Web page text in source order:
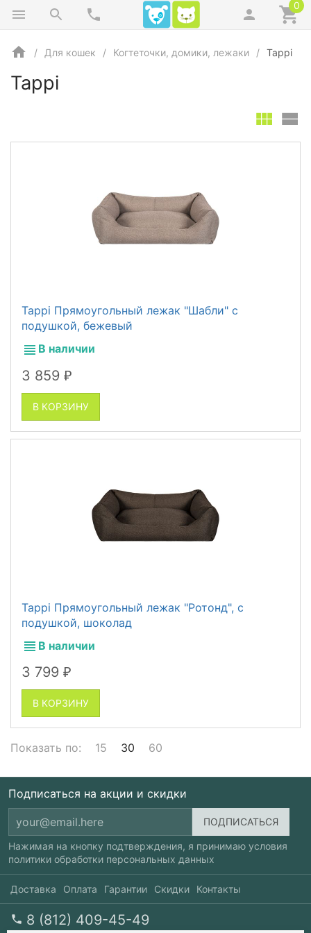
0
Для кошек Когтеточки, домики, лежаки Tappi
Tappi
Tappi Прямоугольный лежак "Шабли" с
подушкой, бежевый
В наличии
3 859 ₽
В КОРЗИНУ
Tappi Прямоугольный лежак "Ротонд", с
подушкой, шоколад
В наличии
3 799 ₽
В КОРЗИНУ
Показать по: 15 30 60
Подписаться на акции и скидки
Нажимая на кнопку подтверждения, я принимаю условия
политики обработки персональных данных
Доставка Оплата Гарантии Скидки Контакты
8 (812) 409-45-49